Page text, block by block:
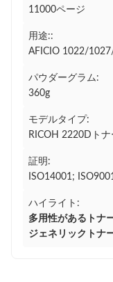
11000ページ
用途::
AFICIO 1022/
パウダーグラム:
360g
モデルタイプ:
RICOH 2220Dト
証明:
ISO14001;
ハイライト:
多用性があるトナ
ジェネリックトナ